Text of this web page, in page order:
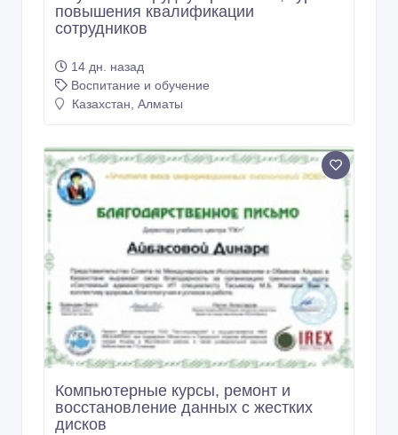
повышения квалификации
сотрудников
14 дн. назад
Воспитание и обучение
Казахстан, Алматы
Компьютерные курсы, ремонт и
восстановление данных с жестких
дисков